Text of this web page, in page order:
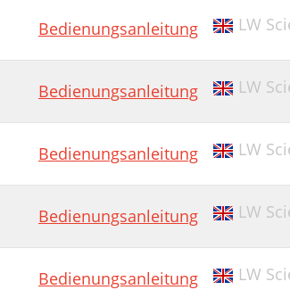
Bedienungsanleitung LW
Bedienungsanleitung LW
Bedienungsanleitung LW
Bedienungsanleitung LW
Bedienungsanleitung LW